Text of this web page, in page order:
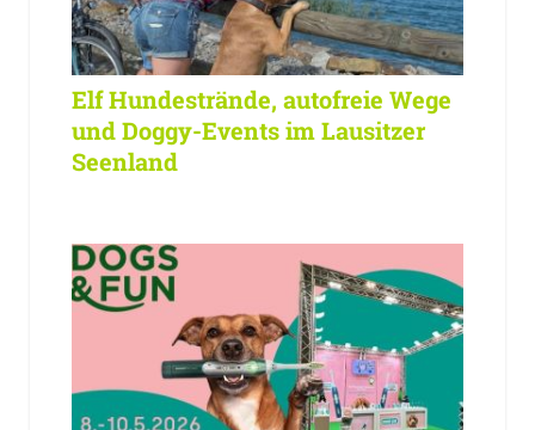
Elf Hundestrände, autofreie Wege
und Doggy-Events im Lausitzer
Seenland